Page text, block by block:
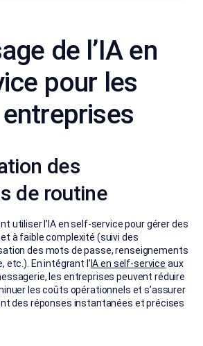
de l’IA en
pour les
des
de routine
utiliser l’IA en self-service pour gérer des
à faible complexité (suivi des
des mots de passe, renseignements
etc.). En intégrant l’IA en self-service aux
les entreprises peuvent réduire
les coûts opérationnels et s’assurer
des réponses instantanées et précises